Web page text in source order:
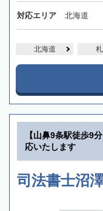
対応エリア 北海道
北海道
【山鼻9条駅徒歩9
応いたします
司法書士沼